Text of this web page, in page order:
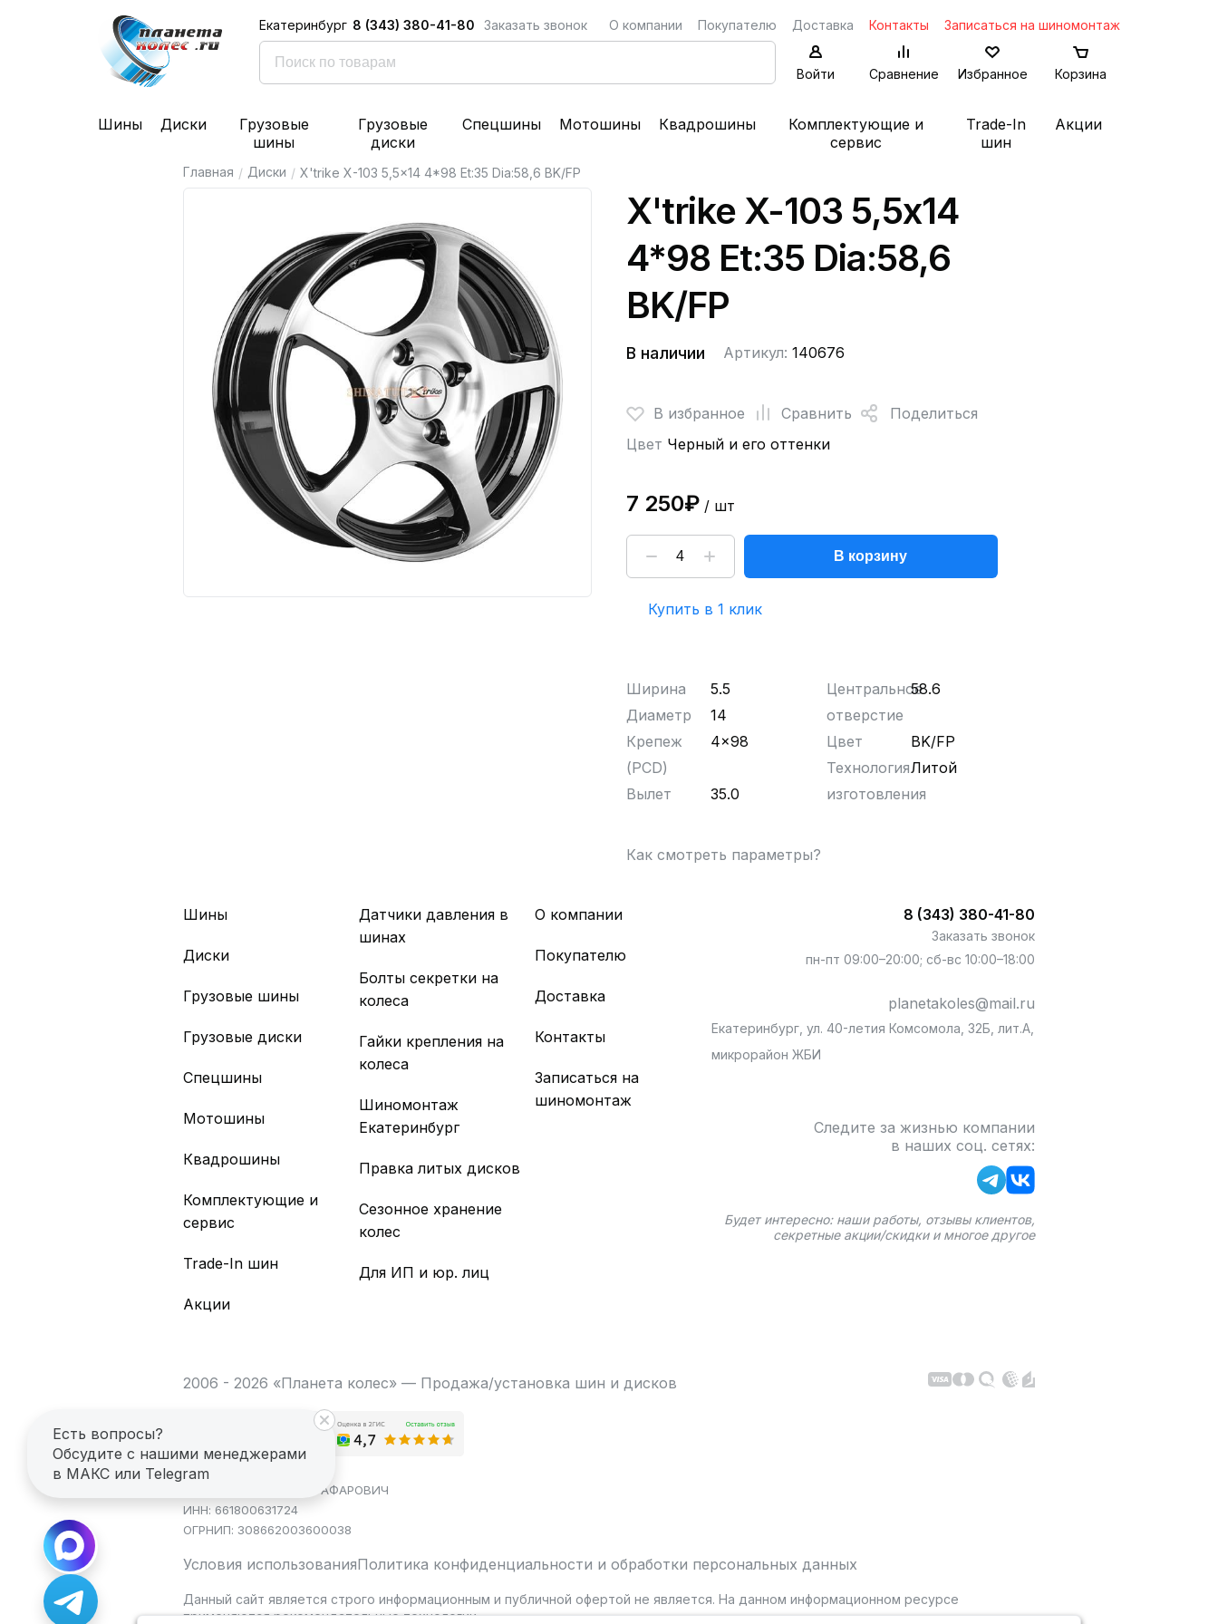
Екатеринбург 8 (343) 380-41-80 Заказать звонок О компании Покупателю Доставка Контакты Записаться на шиномонтаж
Войти Сравнение Избранное Корзина
Шины Диски
Грузовые
шины
Грузовые
диски
Спецшины Мотошины Квадрошины
Комплектующие и
сервис
Trade-In
шин
Акции
Главная / Диски / X'trike X-103 5,5x14 4*98 Et:35 Dia:58,6 BK/FP
X'trike X-103 5,5x14
4*98 Et:35 Dia:58,6
BK/FP
В наличии Артикул: 140676
В избранное Сравнить
Поделиться
Цвет Черный и его оттенки
7 250₽/ шт
В корзину
Купить в 1 клик
Ширина
5.5
Диаметр
14
Крепеж
(PCD)
4x98
Вылет 35.0
Центральное
отверстие
58.6
Цвет
BK/FP
Технология
изготовления
Литой
Как смотреть параметры?
Шины
Диски
Грузовые шины
Грузовые диски
Спецшины
Мотошины
Квадрошины
Комплектующие и
сервис
Trade-In шин
Акции
Датчики давления в
шинах
Болты секретки на
колеса
Гайки крепления на
колеса
Шиномонтаж
Екатеринбург
Правка литых дисков
Сезонное хранение
колес
Для ИП и юр. лиц
О компании
Покупателю
Доставка
Контакты
Записаться на
шиномонтаж
8 (343) 380-41-80
Заказать звонок
пн-пт 09:00–20:00; сб-вс 10:00–18:00
planetakoles@mail.ru
Екатеринбург, ул. 40-летия Комсомола, 32Б, лит.А,
микрорайон ЖБИ
Следите за жизнью компании
в наших соц. сетях:
Будет интересно: наши работы, отзывы клиентов,
секретные акции/скидки и многое другое
2006 - 2026 «Планета колес» — Продажа/установка шин и дисков
ИП САГДЕЕВ ДИНАР ЯГАФАРОВИЧ
ИНН: 661800631724
ОГРНИП: 308662003600038
Условия использованияПолитика конфиденциальности и обработки персональных данных
Данный сайт является строго информационным и публичной офертой не является. На данном информационном ресурсе
применяются рекомендательные технологии.
Есть вопросы?
Обсудите с нашими менеджерами
в МАКС или Telegram